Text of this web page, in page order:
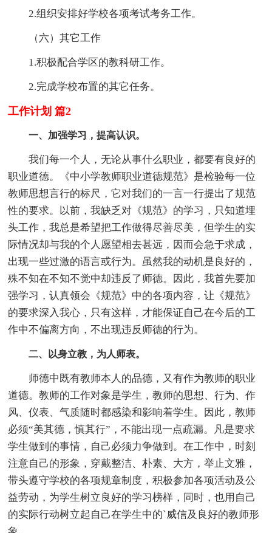
2.组织安排好学校各项考试考务工作。
（六）其它工作
1.积极配合学区的教科研工作。
2.完成学校布置的其它任务。
工作计划 篇2
一、加强学习，提高认识。
我们每一个人，无论从事什么职业，都要有良好的
职业道德。《中小学教师职业道德规范》是检验每一位
教师思想言行的标尺，它对我们的一言一行提出了规范
性的要求。以前，我缺乏对《规范》的学习，只知道埋
头工作，我总是希望把工作做得尽善尽美，但学生的实
际情况却与我的个人愿望相去甚远，因而会急于求成，
出现一些过激的语言或行为。虽然我的动机是良好的，
殊不知在不知不觉中却违反了师德。因此，我首先要加
强学习，认真领会《规范》中的各项内容，让《规范》
的要求深入我心，只有这样，才能保证自己在今后的工
作中不偏离方向，不出现违反师德的行为。
二、以身立教，为人师表。
师德中既有教师本人的品德，又有作为教师的职业
道德。教师的工作对象是学生，教师的思想、行为、作
风、仪表、气质随时都感染和影响着学生。因此，教师
必须“美其德，慎其行”，不能出现一点疏漏。凡是要求
学生做到的事情，自己必须力争做到。在工作中，时刻
注意自己的形象，穿戴整洁、朴素、大方，举止文雅，
带头遵守学校的各项规章制度，积极参加各项活动及公
益劳动，为学生树立良好的学习榜样，同时，也用自己
的实际行动树立起自己在学生中的`威信及良好的教师形